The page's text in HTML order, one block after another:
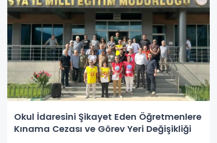
Okul İdaresini Şikayet Eden Öğretmenlere
Kınama Cezası ve Görev Yeri Değişikliği